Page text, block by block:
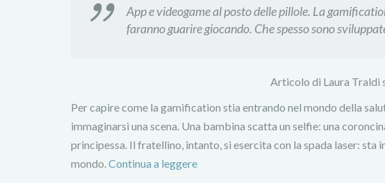
App e videogame al posto delle pillole. La
faranno guarire giocando. Che spesso sono
Articolo di Laura Traldi
Per capire come la gamification stia entrando nel mondo della
immaginarsi una scena. Una bambina scatta un selfie: una
principessa. Il fratellino, intanto, si esercita con la spada laser: sta
mondo.Continua a leggere